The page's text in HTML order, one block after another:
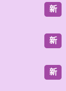
新
新
新